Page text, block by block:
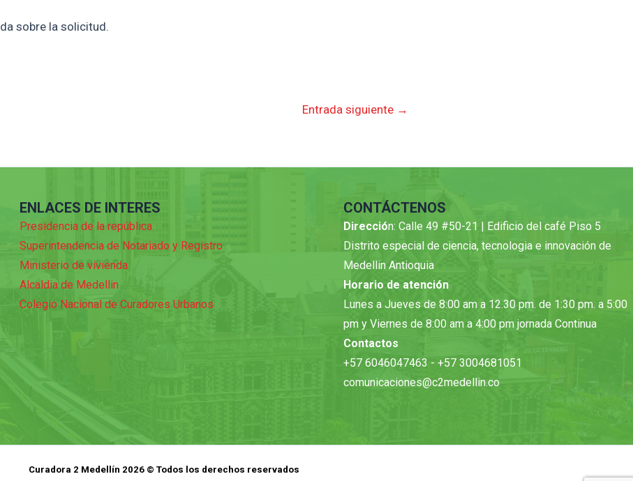
sobre la solicitud.
Entrada siguiente →
ENLACES DE INTERES
Presidencia de la república
Superintendencia de Notariado y Registro
Ministerio de vivienda
Alcaldia de Medellin
Colegio Nacional de Curadores Urbanos
CONTÁCTENOS
Dirección: Calle 49 #50-21 | Edificio del café Piso 5
Distrito especial de ciencia, tecnologia e innovación de
Medellin Antioquia
Horario de atención
Lunes a Jueves de 8:00 am a 12.30 pm. de 1:30 pm. a 5:00
pm y Viernes de 8:00 am a 4:00 pm jornada Continua
Contactos
+57 6046047463 - +57 3004681051
comunicaciones@c2medellin.co
Curadora 2 Medellín 2026 © Todos los derechos reservados